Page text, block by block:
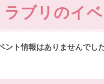
ラブリのイ
ント情報はありませんでした